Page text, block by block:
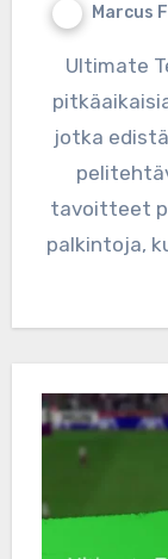
Marcus
Ultimate Team Milestone -tavoitteet ovat
jotka
tavoitteet
palkintoja,